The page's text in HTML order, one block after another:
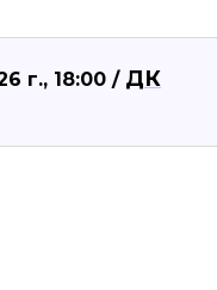
г., 18:00 / ДК